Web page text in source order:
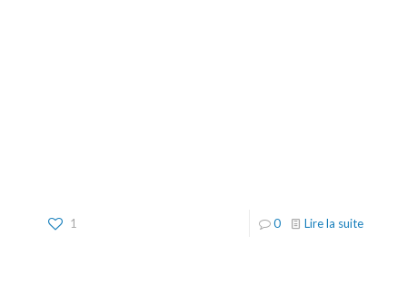
1 0 Lire la suite